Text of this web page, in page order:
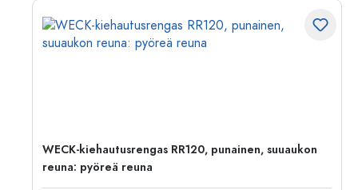
WECK-kiehautusrengas RR120, punainen, suuaukon
reuna: pyöreä reuna